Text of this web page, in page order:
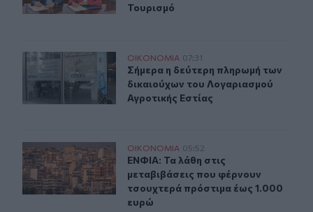
Τουρισμό
Σήμερα η δεύτερη πληρωμή των δικαιούχων του
ΟΙΚΟΝΟΜΙΑ 07:31
Σήμερα η δεύτερη πληρωμή των
Σήμερα η δεύτερη πληρωμή των
δικαιούχων του Λογαριασμού
Αγροτικής Εστίας
ΕΝΦΙΑ: Τα λάθη στις μεταβιβάσεις που φέρνουν
ΟΙΚΟΝΟΜΙΑ 05:52
ΕΝΦΙΑ: Τα λάθη στις
ΕΝΦΙΑ: Τα λάθη στις
μεταβιβάσεις που φέρνουν
τσουχτερά πρόστιμα έως 1.000
ευρώ